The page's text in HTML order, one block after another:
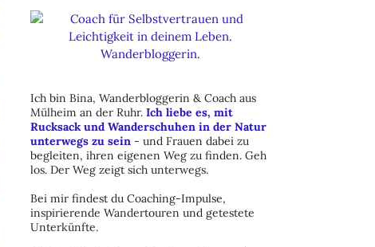
Ich bin Bina, Wanderbloggerin & Coach aus
Mülheim an der Ruhr. Ich liebe es, mit
Rucksack und Wanderschuhen in der Natur
unterwegs zu sein - und Frauen dabei zu
begleiten, ihren eigenen Weg zu finden. Geh
los. Der Weg zeigt sich unterwegs.
Bei mir findest du Coaching-Impulse,
inspirierende Wandertouren und getestete
Unterkünfte.